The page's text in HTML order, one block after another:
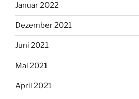
Januar 2022
Dezember 2021
Juni 2021
Mai 2021
April 2021